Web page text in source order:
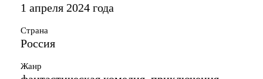
1 апреля 2024 года
Страна
Россия
Жанр